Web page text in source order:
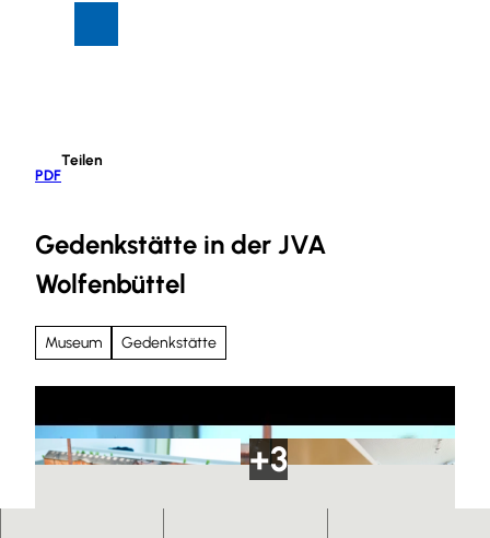
PDF
Teilen
Gedenkstätte in der JVA
Wolfenbüttel
Museum Gedenkstätte